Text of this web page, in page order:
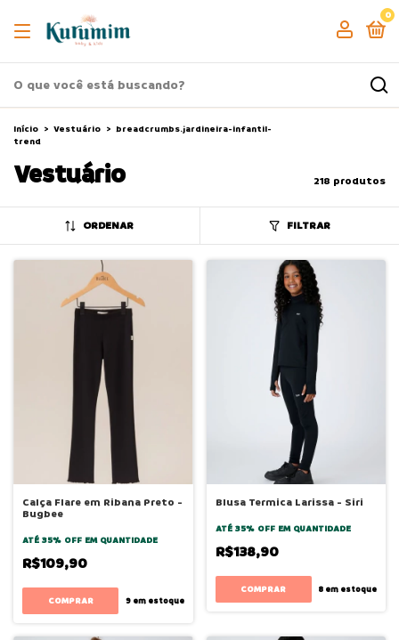
0
Início > Vestuário > breadcrumbs.jardineira-infantil-
trend
Vestuário 218 produtos
ORDENAR FILTRAR
Calça Flare em Ribana Preto -
Bugbee
ATÉ 35% OFF EM QUANTIDADE
R$109,90
COMPRAR 9em estoque
Blusa Termica Larissa - Siri
ATÉ 35% OFF EM QUANTIDADE
R$138,90
COMPRAR 8 em estoque